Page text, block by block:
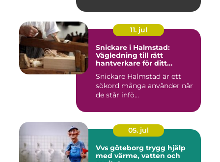
11. jul
Snickare i Halmstad:
Vägledning till rätt
hantverkare för ditt
Snickare Halmstad är ett
sökord många använder när
de står infö...
05. jul
Vvs göteborg trygg hjälp
med värme, vatten och